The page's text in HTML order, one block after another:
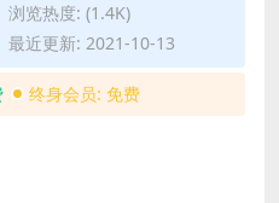
浏览热度: (1.4K)
最近更新: 2021-10-13
终身会员: 免费